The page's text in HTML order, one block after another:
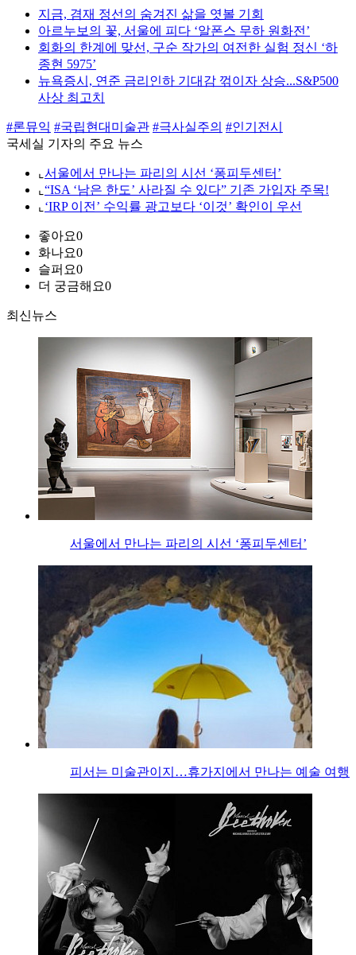
지금, 겸재 정선의 숨겨진 삶을 엿볼 기회
아르누보의 꽃, 서울에 피다 ‘알폰스 무하 원화전’
회화의 한계에 맞선, 구순 작가의 여전한 실험 정신 ‘하
종현 5975’
뉴욕증시, 연준 금리인하 기대감 꺾이자 상승...S&P500
사상 최고치
#론뮤익 #국립현대미술관 #극사실주의 #인기전시
국세실 기자의 주요 뉴스
⌞ 서울에서 만나는 파리의 시선 ‘퐁피두센터’
⌞ “ISA ‘남은 한도’ 사라질 수 있다” 기존 가입자 주목!
⌞ ‘IRP 이전’ 수익률 광고보다 ‘이것’ 확인이 우선
좋아요0
화나요0
슬퍼요0
더 궁금해요0
최신뉴스
서울에서 만나는 파리의 시선 ‘퐁피두센터’
피서는 미술관이지…휴가지에서 만나는 예술 여행